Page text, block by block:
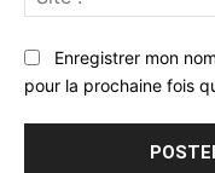
Enregistrer mon
pour la prochaine fois